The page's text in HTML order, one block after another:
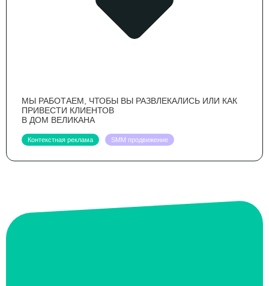
МЫ РАБОТАЕМ, ЧТОБЫ ВЫ РАЗВЛЕКАЛИСЬ ИЛИ КАК
ПРИВЕСТИ КЛИЕНТОВ
В ДОМ ВЕЛИКАНА
Контекстная реклама SMM продвижение